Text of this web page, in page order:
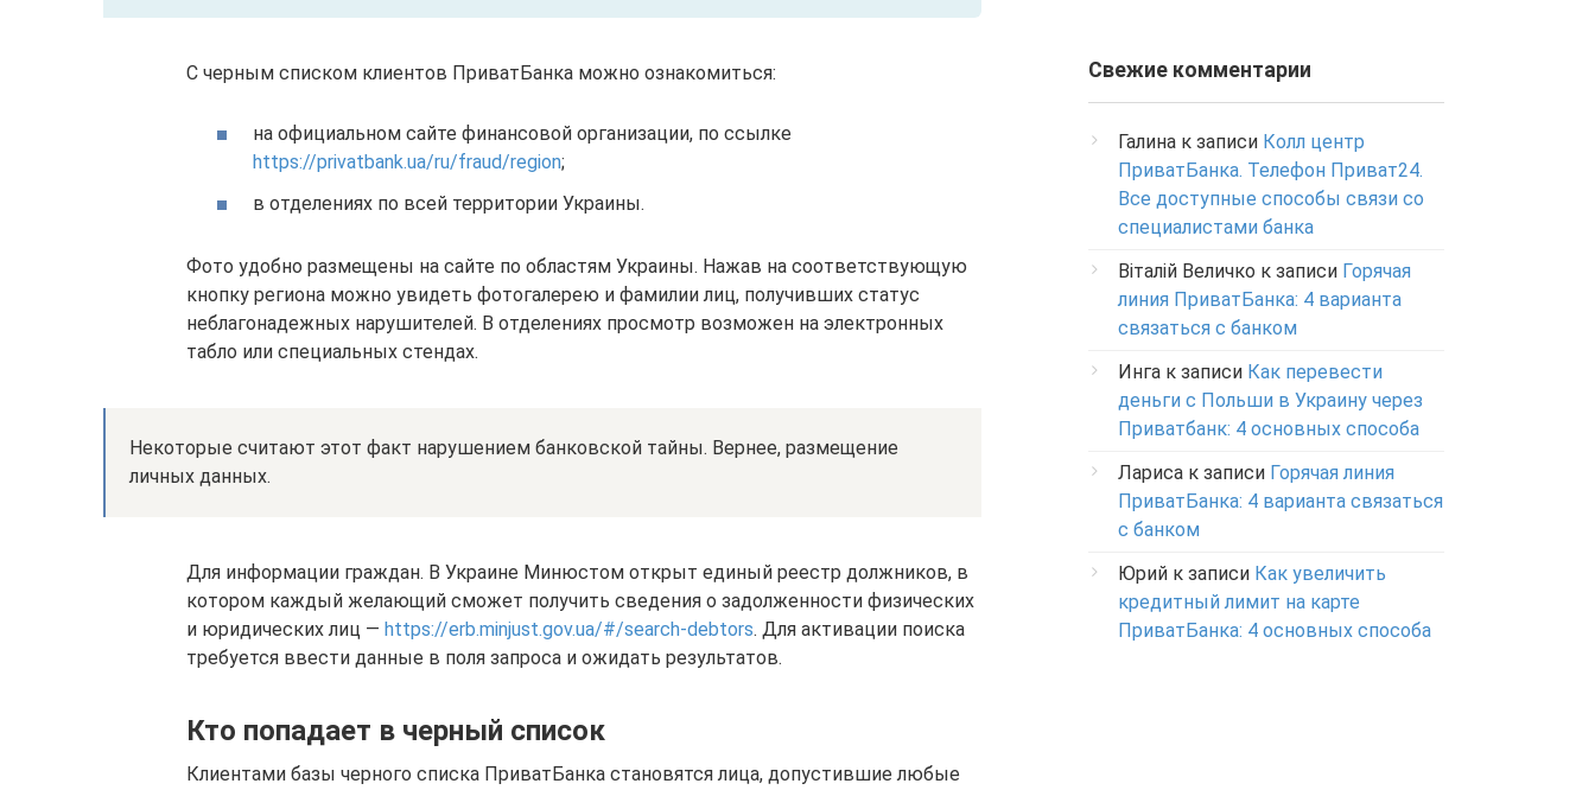
С черным списком клиентов ПриватБанка можно ознакомиться:
на официальном сайте финансовой организации, по ссылке
https://privatbank.ua/ru/fraud/region;
в отделениях по всей территории Украины.
Фото удобно размещены на сайте по областям Украины. Нажав на соответствующую
кнопку региона можно увидеть фотогалерею и фамилии лиц, получивших статус
неблагонадежных нарушителей. В отделениях просмотр возможен на электронных
табло или специальных стендах.
Некоторые считают этот факт нарушением банковской тайны. Вернее, размещение
личных данных.
Для информации граждан. В Украине Минюстом открыт единый реестр должников, в
котором каждый желающий сможет получить сведения о задолженности физических
и юридических лиц — https://erb.minjust.gov.ua/#/search-debtors. Для активации поиска
требуется ввести данные в поля запроса и ожидать результатов.
Кто попадает в черный список
Клиентами базы черного списка ПриватБанка становятся лица, допустившие любые
Свежие комментарии
Галина к записи Колл центр
ПриватБанка. Телефон Приват24.
Все доступные способы связи со
специалистами банка
Віталій Величко к записи Горячая
линия ПриватБанка: 4 варианта
связаться с банком
Инга к записи Как перевести
деньги с Польши в Украину через
Приватбанк: 4 основных способа
Лариса к записи Горячая линия
ПриватБанка: 4 варианта связаться
с банком
Юрий к записи Как увеличить
кредитный лимит на карте
ПриватБанка: 4 основных способа